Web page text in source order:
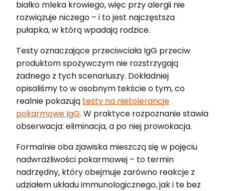
białko mleka krowiego, więc przy alergii nie
rozwiązuje niczego – i to jest najczęstsza
pułapka, w którą wpadają rodzice.
Testy oznaczające przeciwciała IgG przeciw
produktom spożywczym nie rozstrzygają
żadnego z tych scenariuszy. Dokładniej
opisaliśmy to w osobnym tekście o tym, co
realnie pokazują testy na nietolerancje
pokarmowe IgG. W praktyce rozpoznanie stawia
obserwacja: eliminacja, a po niej prowokacja.
Formalnie oba zjawiska mieszczą się w pojęciu
nadwrażliwości pokarmowej – to termin
nadrzędny, który obejmuje zarówno reakcje z
udziałem układu immunologicznego, jak i te bez